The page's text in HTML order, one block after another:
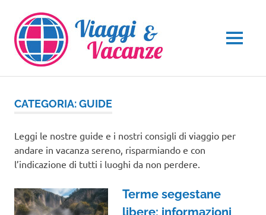
contenuto
MENU
CATEGORIA:GUIDE
Leggi le nostre guide e i nostri consigli di viaggio per
andare in vacanza sereno, risparmiando e con
l’indicazione di tutti i luoghi da non perdere.
Terme segestane
libere: informazioni